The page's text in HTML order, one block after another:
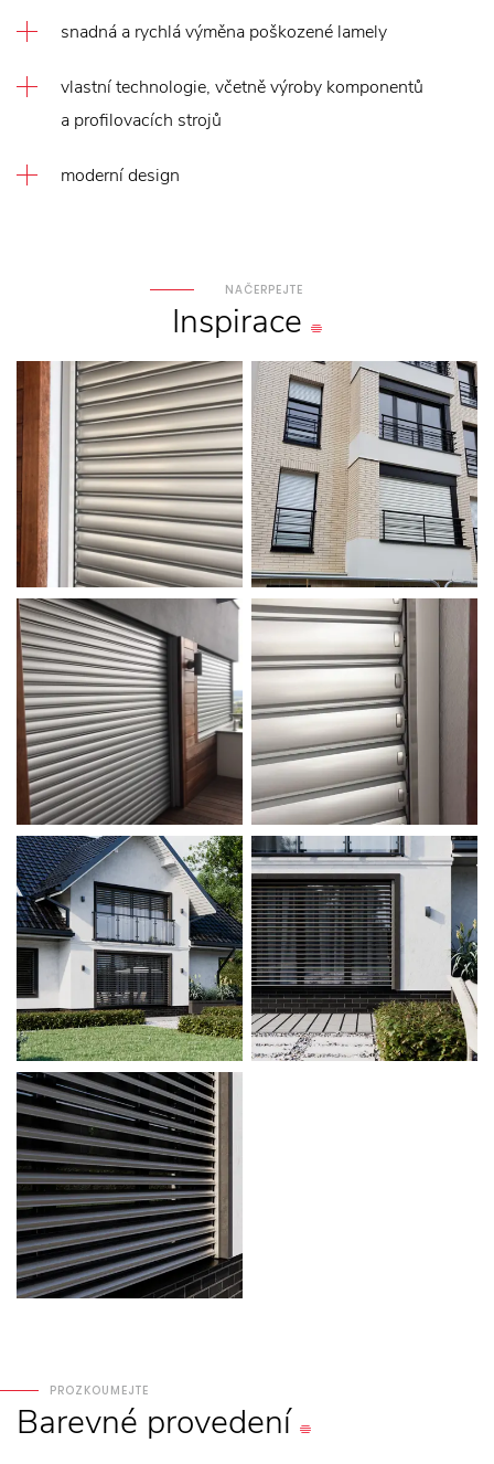
snadná a rychlá výměna poškozené lamely
vlastní technologie, včetně výroby komponentů
a profilovacích strojů
moderní design
NAČERPEJTE
Inspirace
PROZKOUMEJTE
Barevné provedení